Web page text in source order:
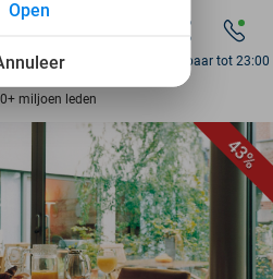
15.000+ deals
per week beschikbaar
miljoen leden
op basis van 205.807 reviews
15.000+ deals
per week beschikbaar
miljoen leden
Bereikbaar tot 23:00
43%
Annuleer
Open